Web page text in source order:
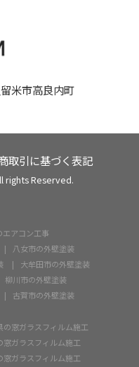
米市高良内町
取引に基づく表記
rights Reserved.
エアコン工事
八女市の外壁塗装
大牟田市の外壁塗装
柳川市の外壁塗装
古賀市の外壁塗装
の窓ガラスフィルム施工
窓ガラスフィルム施工
窓ガラスフィルム施工